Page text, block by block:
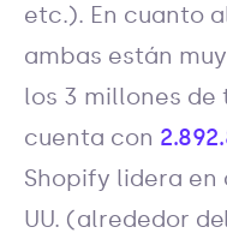
etc.). En cuanto
ambas están
los 3 millones de
cuenta con
Shopify lidera en
UU. (alrededor